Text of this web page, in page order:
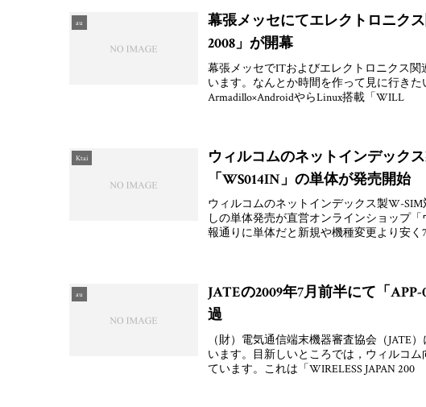
au
幕張メッセにてエレクトロニク
2008」が開幕
幕張メッセでITおよびエレクトロニクス関
います。なんとか時間を作って見に行き
Armadillo×AndroidやらLinux搭載「WILL
Ktai
ウィルコムのネットインデック
「WS014IN」の単体が発売開始
ウィルコムのネットインデックス製W-
しの単体発売が直営オンラインショップ
報通りに単体だと新規や機種変更より安く
au
JATEの2009年7月前半にて「
過
（財）電気通信端末機器審査協会（JATE
います。目新しいところでは，ウィルコ
ています。これは「WIRELESS JAPAN 200